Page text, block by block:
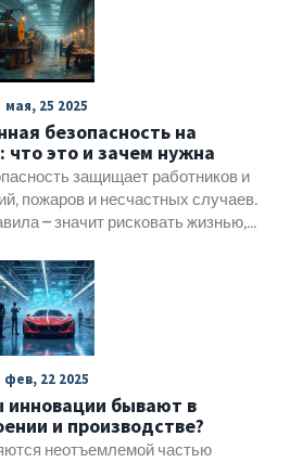
на производстве.
мая, 25 2025
безопасность на
что это и зачем нужна
защищает работников и
пожаров и несчастных случаев.
– значит рисковать жизнью,
промышленной безопасности,
и что делать, чтобы
Дам конкретные советы,
сразу. Информация будет
до рядового сотрудника.
фев, 22 2025
инновации бывают в
и производстве?
неотъемлемой частью